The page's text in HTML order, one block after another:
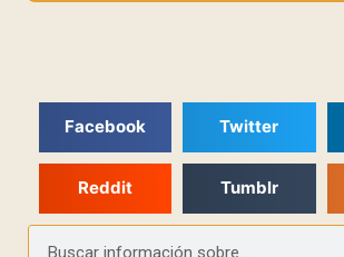
Facebook Twitter
Reddit Tumblr